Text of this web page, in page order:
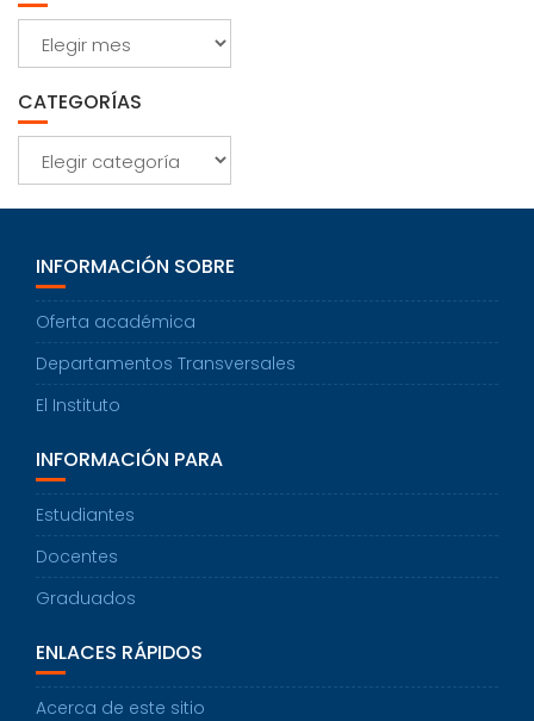
Archivos
CATEGORÍAS
Categorías
INFORMACIÓN SOBRE
Oferta académica
Departamentos Transversales
El Instituto
INFORMACIÓN PARA
Estudiantes
Docentes
Graduados
ENLACES RÁPIDOS
Acerca de este sitio